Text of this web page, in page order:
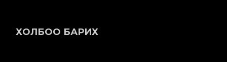
ХОЛБОО БАРИХ